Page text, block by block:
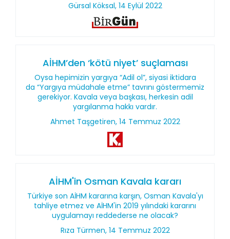
Gürsal Köksal, 14 Eylül 2022
AİHM’den ‘kötü niyet’ suçlaması
Oysa hepimizin yargıya “Adil ol”, siyasi iktidara
da “Yargıya müdahale etme” tavrını göstermemiz
gerekiyor. Kavala veya başkası, herkesin adil
yargılanma hakkı vardır.
Ahmet Taşgetiren, 14 Temmuz 2022
AİHM'in Osman Kavala kararı
Türkiye son AİHM kararına karşın, Osman Kavala'yı
tahliye etmez ve AİHM'in 2019 yılındaki kararını
uygulamayı reddederse ne olacak?
Rıza Türmen, 14 Temmuz 2022